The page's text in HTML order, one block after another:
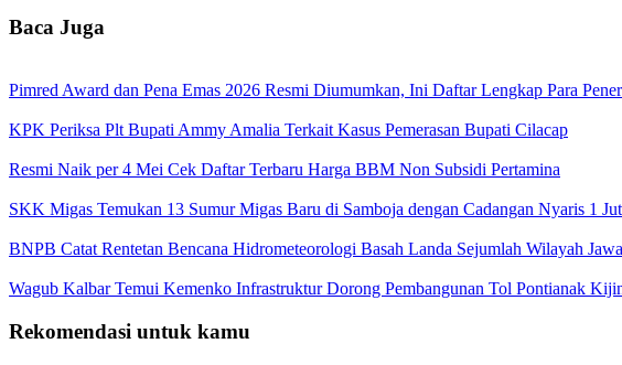
Baca Juga
Pimred Award dan Pena Emas 2026 Resmi Diumumkan, Ini Daftar Lengkap Para
KPK Periksa Plt Bupati Ammy Amalia Terkait Kasus Pemerasan Bupati Cilacap
Resmi Naik per 4 Mei Cek Daftar Terbaru Harga BBM Non Subsidi Pertamina
SKK Migas Temukan 13 Sumur Migas Baru di Samboja dengan Cadangan Nyaris 1
BNPB Catat Rentetan Bencana Hidrometeorologi Basah Landa Sejumlah Wilayah Jawa
Wagub Kalbar Temui Kemenko Infrastruktur Dorong Pembangunan Tol Pontianak
Rekomendasi untuk kamu